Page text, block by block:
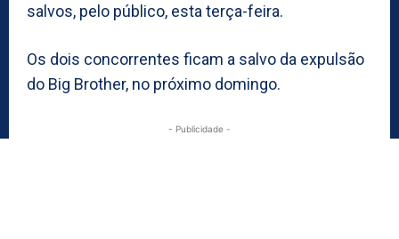
salvos, pelo público, esta terça-feira.
Os dois concorrentes ficam a salvo da expulsão
do Big Brother, no próximo domingo.
- Publicidade -